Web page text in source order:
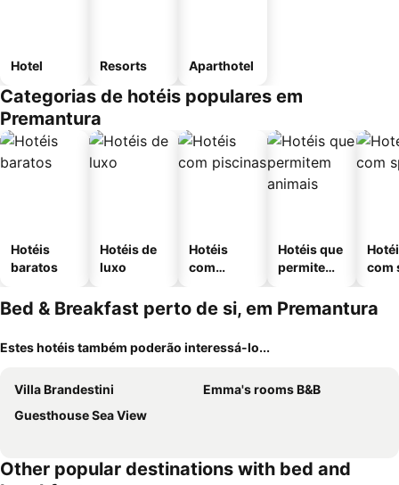
Hotel Resorts Aparthotel
Categorias de hotéis populares em
Premantura
Hotéis
baratos
Hotéis de
luxo
Hotéis
com
Hotéis que
permitem
com
Bed & Breakfast perto de si, em Premantura
Estes hotéis também poderão interessá-lo...
Villa Brandestini
Emma's rooms B&B
Guesthouse Sea View
Other popular destinations with bed and